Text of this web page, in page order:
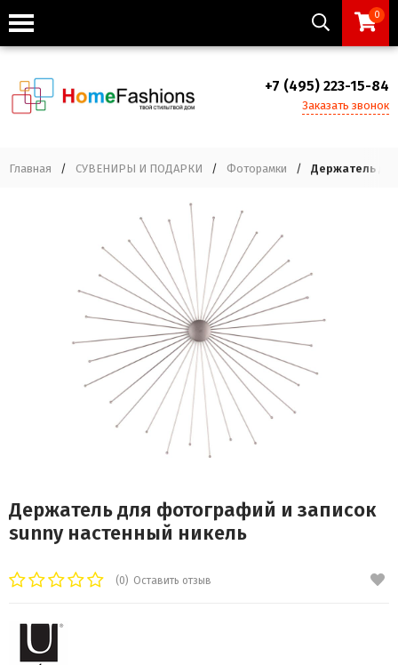
0
+7 (495) 223-15-84
Заказать звонок
Главная / СУВЕНИРЫ И ПОДАРКИ / Фоторамки / Держатель
Держатель для фотографий и записок
sunny настенный никель
(0) Оставить отзыв